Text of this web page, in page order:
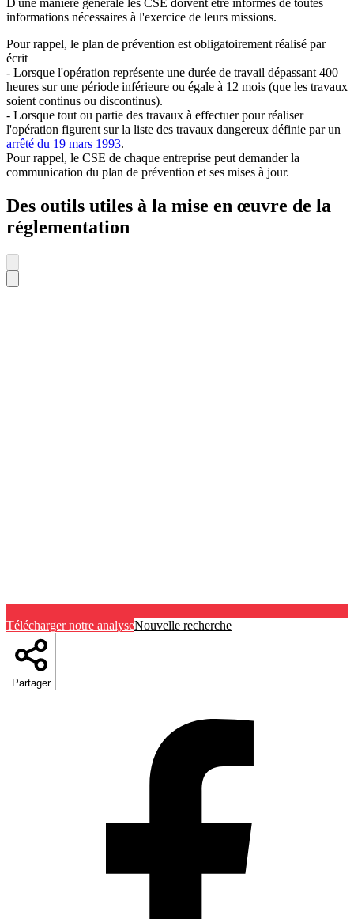
D'une manière générale les CSE doivent être informés de toutes
informations nécessaires à l'exercice de leurs missions.
Pour rappel, le plan de prévention est obligatoirement réalisé par
écrit
- Lorsque l'opération représente une durée de travail dépassant 400
heures sur une période inférieure ou égale à 12 mois (que les travaux
soient continus ou discontinus).
- Lorsque tout ou partie des travaux à effectuer pour réaliser
l'opération figurent sur la liste des travaux dangereux définie par un
arrêté du 19 mars 1993.
Pour rappel, le CSE de chaque entreprise peut demander la
communication du plan de prévention et ses mises à jour.
Des outils utiles à la mise en œuvre de la
réglementation
Télécharger notre analyseNouvelle recherche
Partager